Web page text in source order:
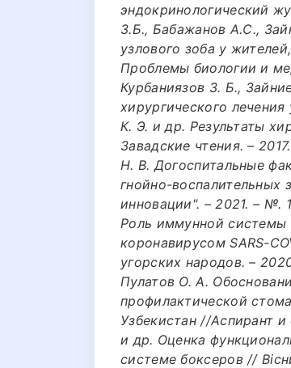
эндокринологический
З.Б., Бабажанов А.С.,
узлового зоба у
Проблемы биологии и
Курбаниязов З. Б.,
хирургического
К. Э. и др. Результаты
Завадские чтения. –
Н. В. Догоспитальные
гнойно-
инновации". – 2021. – №.
Роль иммунной системы
коронавирусом SARS-
угорских народов. –
Пулатов О. А.
профилактической
Узбекистан //Аспирант
и др. Оценка
системе боксеров //